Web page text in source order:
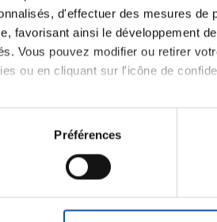
d'effectuer des mesures de
favorisant ainsi le développement
Vous pouvez modifier ou retirer
ou en cliquant sur l'icône de
également :
sur votre localisation
de vos données
ou retirer votre consentement à
Préférences